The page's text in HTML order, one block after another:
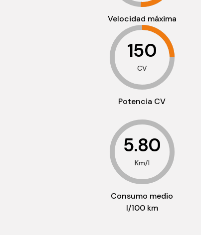
Velocidad máxima
150
CV
Potencia CV
5.80
Km/l
Consumo medio
l/100 km